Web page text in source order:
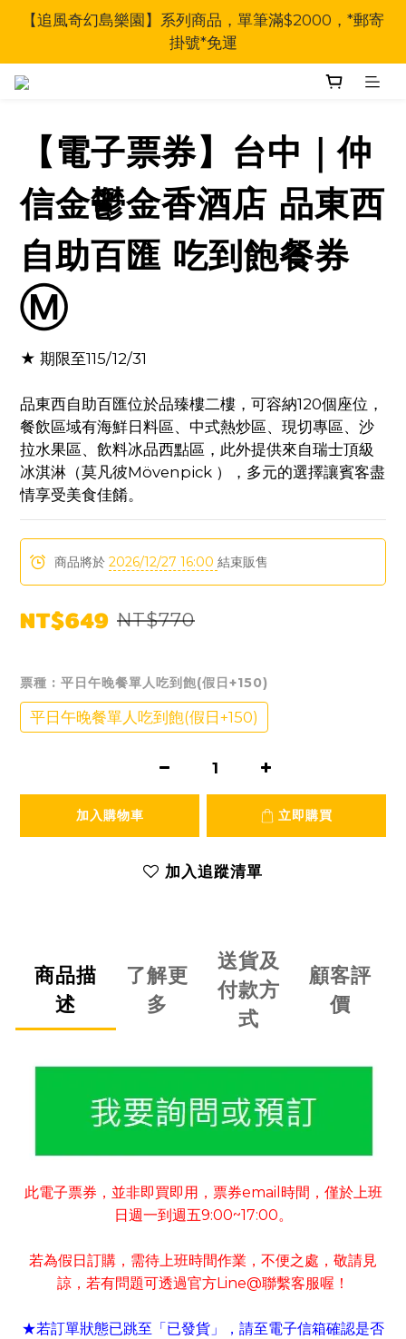
【追風奇幻島樂園】系列商品，單筆滿$2000，*郵寄
掛號*免運
【電子票券】台中｜仲
信金鬱金香酒店 品東西
自助百匯 吃到飽餐券
Ⓜ
★ 期限至115/12/31
品東西自助百匯位於品臻樓二樓，可容納120個座位，
餐飲區域有海鮮日料區、中式熱炒區、現切專區、沙
拉水果區、飲料冰品西點區，此外提供來自瑞士頂級
冰淇淋（莫凡彼Mövenpick ），多元的選擇讓賓客盡
情享受美食佳餚。
商品將於 2026/12/27 16:00 結束販售
NT$649 NT$770
票種 : 平日午晚餐單人吃到飽(假日+150)
平日午晚餐單人吃到飽(假日+150)
加入購物車 立即購買
加入追蹤清單
商品描
述
了解更
多
送貨及
付款方
式
顧客評
價
此電子票券 ， 並非即買即用 ， 票券email 時間 ， 僅於上班
日週一到週五9:00~17:00。
若為假日訂購 ， 需待上班時間作業 ， 不便之處 ， 敬請見
諒 ， 若有問題可透過官方Line@聯繫客服喔！
★若訂單狀態已跳至「已發貨」 ， 請至電子信箱確認是否